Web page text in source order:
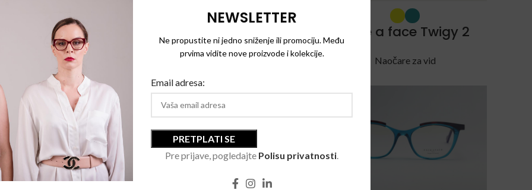
NEWSLETTER
Ne propustite ni jedno sniženje ili promociju. Među
prvima vidite nove proizvode i kolekcije.
Email adresa:
Pre prijave, pogledajte Polisu privatnosti
a Face Tilde 2
Naočare za sunce
Face a face Twigy 1
Naočare za vid
Face a face Twigy 2
Naočare za vid